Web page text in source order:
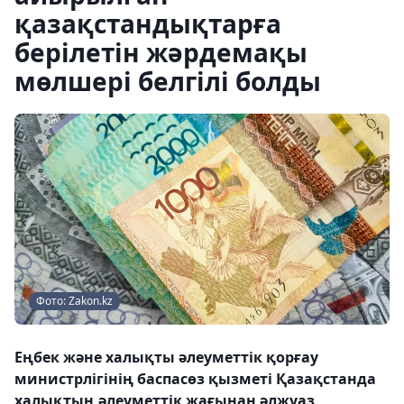
қазақстандықтарға
берілетін жәрдемақы
мөлшері белгілі болды
Фото: Zakon.kz
Еңбек және халықты әлеуметтiк қорғау
министрлiгiнiң баспасөз қызметi Қазақстанда